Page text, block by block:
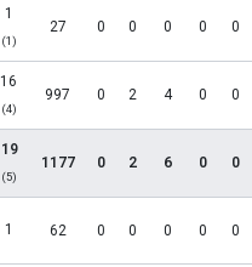
1
(1)
27 0 0 0 0 0
16
(4)
997 0 2 4 0 0
19
(5)
1177 0 2 6 0 0
1 62 0 0 0 0 0